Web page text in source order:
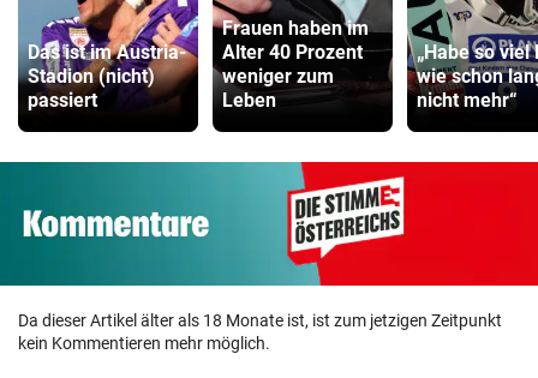
Das ist im Austria-
Stadion (nicht)
passiert
Frauen haben im
Alter 40 Prozent
weniger zum
Leben
„Habe so viel
wie schon
nicht mehr“
Da dieser Artikel älter als 18 Monate ist, ist zum jetzigen Zeitpunkt
kein Kommentieren mehr möglich.